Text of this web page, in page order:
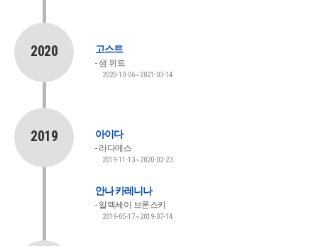
2020 고스트
샘 위트
2020-10-06~2021-03-14
2019 아이다
라다메스
2019-11-13~2020-02-23
안나 카레니나
알렉세이 브론스키
2019-05-17~2019-07-14